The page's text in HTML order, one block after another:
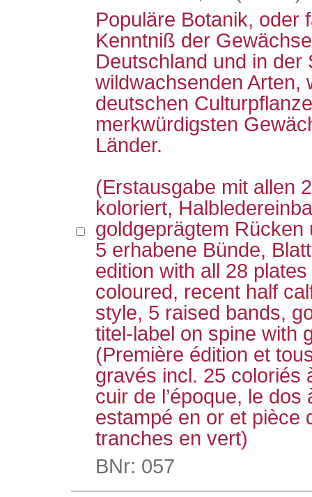
Populäre Botanik, oder
Kenntniß der
Deutschland und in der
wildwachsenden Arten,
deutschen
merkwürdigsten
Länder.
(Erstausgabe mit allen
koloriert,
goldgeprägtem Rücken
5 erhabene Bünde,
edition with all 28
coloured, recent half
style, 5 raised bands,
titel-label on spine with
(Première édition et
gravés incl. 25 coloriés
cuir de l’époque, le
estampé en or et pièce
tranches en vert)
BNr: 057